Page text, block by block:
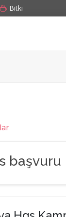
Bitki
başvuru